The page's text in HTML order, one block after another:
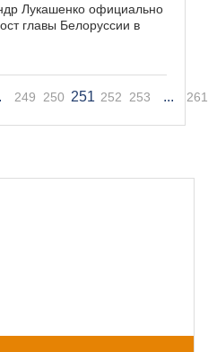
Лукашенко официально
главы Белоруссии в
249 250 251 252 253 ... 261